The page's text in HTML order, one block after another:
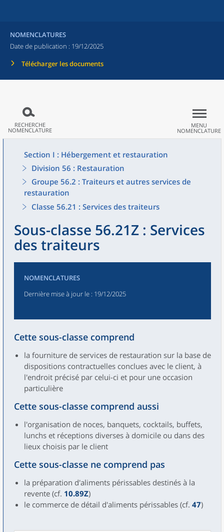
NOMENCLATURES
Date de publication : 19/12/2025
Télécharger les documents
RECHERCHE
NOMENCLATURE
MENU
NOMENCLATURE
Section I : Hébergement et restauration
Division 56 : Restauration
Groupe 56.2 : Traiteurs et autres services de
restauration
Classe 56.21 : Services des traiteurs
Sous-classe 56.21Z : Services
des traiteurs
NOMENCLATURES
Dernière mise à jour le : 19/12/2025
Cette sous-classe comprend
la fourniture de services de restauration sur la base de
dispositions contractuelles conclues avec le client, à
l'endroit précisé par celui-ci et pour une occasion
particulière
Cette sous-classe comprend aussi
l'organisation de noces, banquets, cocktails, buffets,
lunchs et réceptions diverses à domicile ou dans des
lieux choisis par le client
Cette sous-classe ne comprend pas
la préparation d'aliments périssables destinés à la
revente (cf. 10.89Z)
le commerce de détail d'aliments périssables (cf. 47)